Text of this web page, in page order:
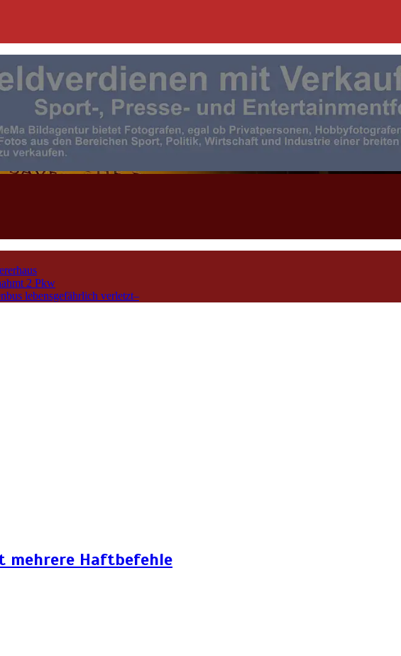
| Events | Sport | Presse- u.
2 Pkw
lebensgefährlich verletzt–
mehrere Haftbefehle